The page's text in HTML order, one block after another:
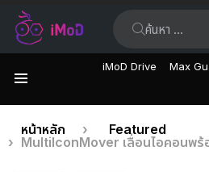
iMoD Drive Max
เรื่อง
ล่าสุด
คุณอยู่ที่นี่:
หน้าหลัก
Featured
MultiIconMover เลื่อนไอคอนพร้